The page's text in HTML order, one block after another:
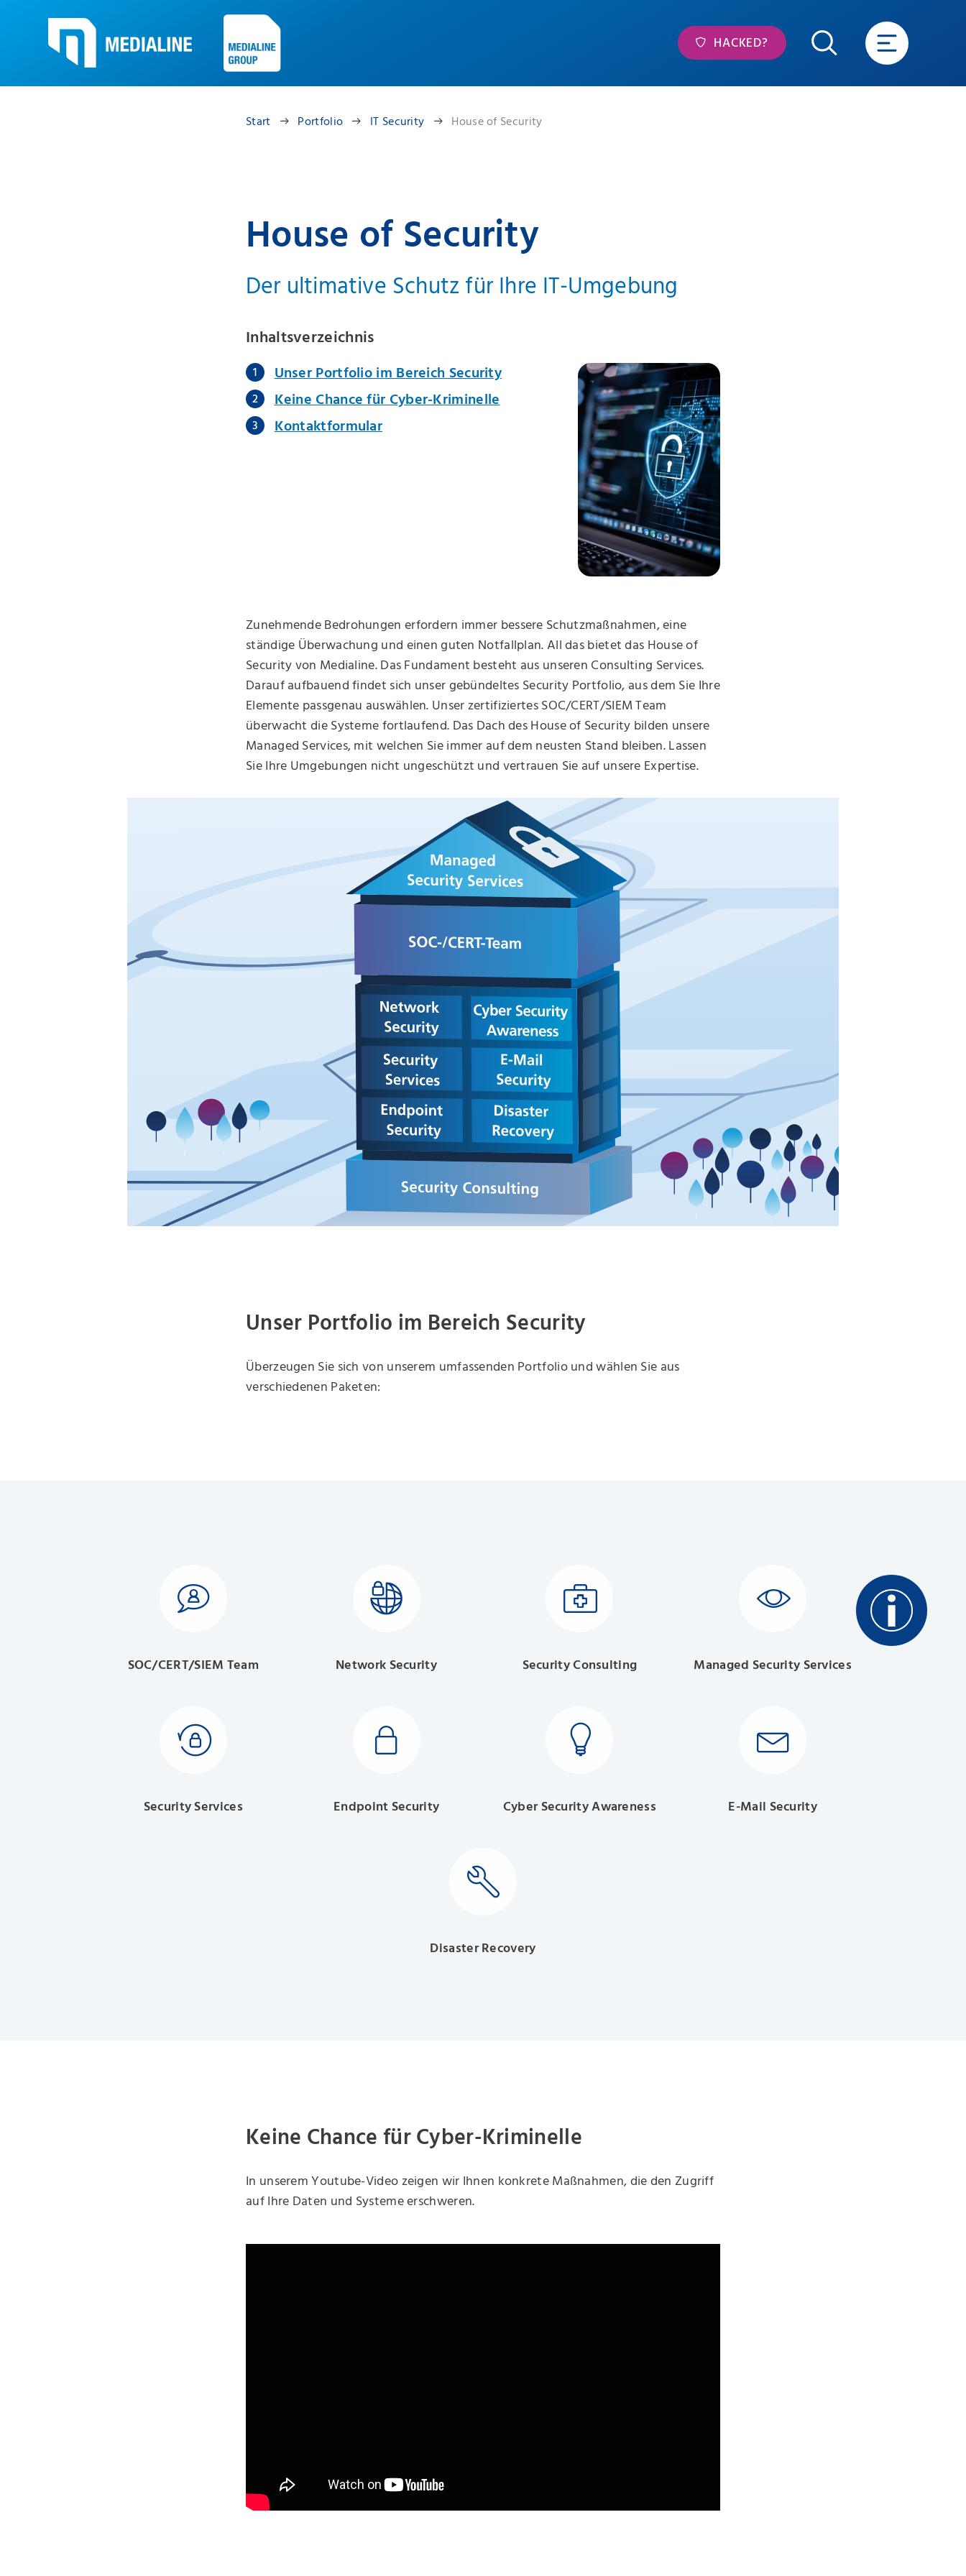
HACKED?
Start Portfolio IT Security House of Security
House of Security
Der ultimative Schutz für Ihre IT-Umgebung
Inhaltsverzeichnis
Unser Portfolio im Bereich Security
Keine Chance für Cyber-Kriminelle
Kontaktformular
Zunehmende Bedrohungen erfordern immer bessere Schutzmaßnahmen, eine
ständige Überwachung und einen guten Notfallplan. All das bietet das House of
Security von Medialine. Das Fundament besteht aus unseren Consulting Services.
Darauf aufbauend findet sich unser gebündeltes Security Portfolio, aus dem Sie Ihre
Elemente passgenau auswählen. Unser zertifiziertes SOC/CERT/SIEM Team
überwacht die Systeme fortlaufend. Das Dach des House of Security bilden unsere
Managed Services, mit welchen Sie immer auf dem neusten Stand bleiben. Lassen
Sie Ihre Umgebungen nicht ungeschützt und vertrauen Sie auf unsere Expertise.
Unser Portfolio im Bereich Security
Überzeugen Sie sich von unserem umfassenden Portfolio und wählen Sie aus
verschiedenen Paketen:
SOC/CERT/SIEM Team Network Security Security Consulting Managed Security Services
Security Services Endpoint Security Cyber Security Awareness E-Mail Security
Disaster Recovery
Keine Chance für Cyber-Kriminelle
In unserem Youtube-Video zeigen wir Ihnen konkrete Maßnahmen, die den Zugriff
auf Ihre Daten und Systeme erschweren.